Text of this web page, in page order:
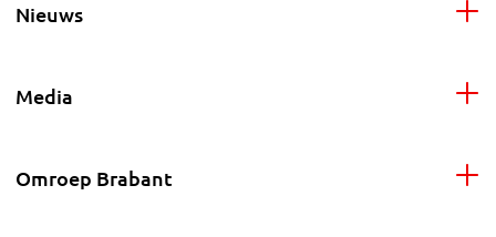
Nieuws
Media
Omroep Brabant